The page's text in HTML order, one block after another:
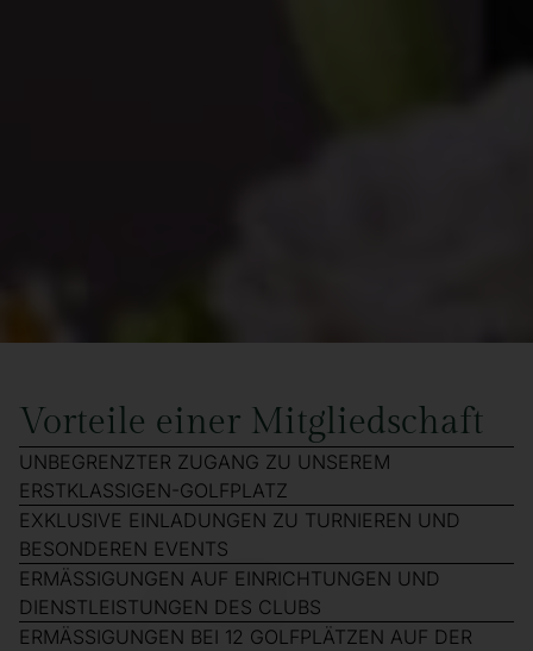
Vorteile einer Mitgliedschaft
UNBEGRENZTER ZUGANG ZU UNSEREM
ERSTKLASSIGEN-GOLFPLATZ
EXKLUSIVE EINLADUNGEN ZU TURNIEREN UND
BESONDEREN EVENTS
ERMÄSSIGUNGEN AUF EINRICHTUNGEN UND
DIENSTLEISTUNGEN DES CLUBS
ERMÄSSIGUNGEN BEI 12 GOLFPLÄTZEN AUF DER